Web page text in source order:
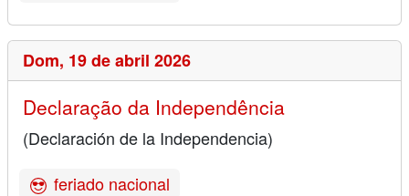
Dom, 19 de abril 2026
Declaração da Independência
(Declaración de la Independencia)
feriado nacional